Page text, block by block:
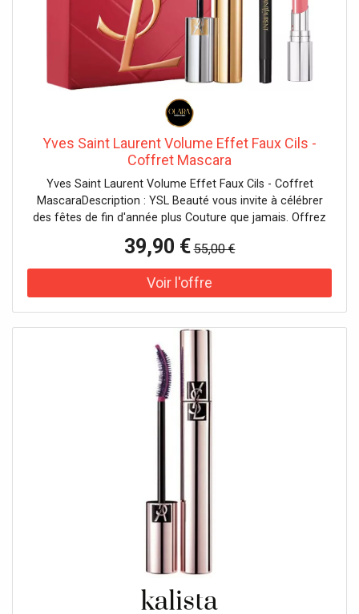
Yves Saint Laurent Volume Effet Faux Cils -
Coffret Mascara
Yves Saint Laurent Volume Effet Faux Cils - Coffret
MascaraDescription : YSL Beauté vous invite à célébrer
des fêtes de fin d'année plus Couture que jamais. Offrez
Mascara Volume Effet Faux Cils, un mini crayon pour les
yeux Lines Liberated et un rouge à lèvres YSL Loveshine
Candy Glow teinte 1B. Préparez-vous à briller pour la nuit
la plus attendue de l'année. Depuis plus de 15 ans,
référence des mascaras volume. Souvent copié, jamais
égalé, il est reconnu pour son volume intense, toujours
impeccable jour après jour, allié à une formule soin pour
nourrir les cils. Pour réveiller votre regard, pensez à
appliquer Touche Éclat le Stylo sur le coin de l'œil et
l'arcade sourcilière. YSL LOVESHINE, le rouge à lèvres
couleur et de brillance, léger et confortable. Enrichie en 6
huiles nourrissantes et en pulpe de figue issue des Jardins
plus douces et en pleine santé.Conseils d'Utilisation : 1.
Commencez l'application à la racine des cils, à l'extérieur
de l'œil. 2. Appliquez la brosse sur les cils en effectuant un
39,90 € 55,00 €